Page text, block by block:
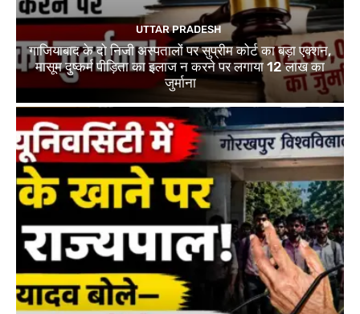
UTTAR PRADESH
गाजियाबाद के दो निजी अस्पतालों पर सुप्रीम कोर्ट का बड़ा एक्शन,
मासूम दुष्कर्म पीड़िता का इलाज न करने पर लगाया 12 लाख का
जुर्माना